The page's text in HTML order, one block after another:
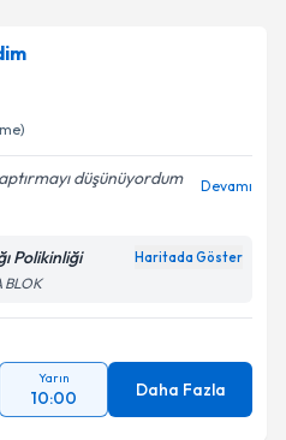
düşünüyordum
Devamı
Polikinliği Haritada Göster
BLOK
Yarın
10:00 Daha Fazla